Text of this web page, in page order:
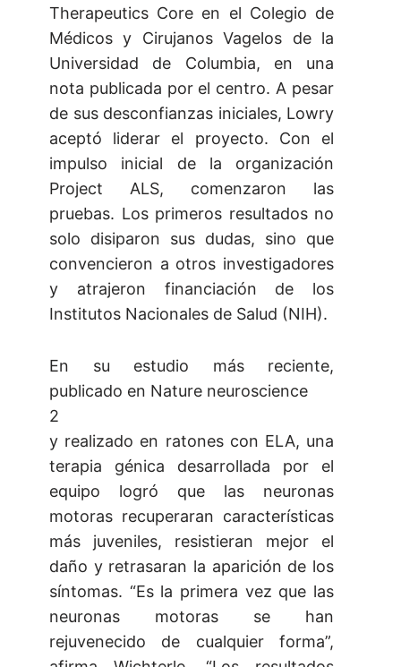
Therapeutics Core en el Colegio de
Médicos y Cirujanos Vagelos de la
Universidad de Columbia, en una
nota publicada por el centro. A pesar
de sus desconfianzas iniciales, Lowry
aceptó liderar el proyecto. Con el
impulso inicial de la organización
Project ALS, comenzaron las
pruebas. Los primeros resultados no
solo disiparon sus dudas, sino que
convencieron a otros investigadores
y atrajeron financiación de los
Institutos Nacionales de Salud (NIH).
En su estudio más reciente,
publicado en Nature neuroscience
2
y realizado en ratones con ELA, una
terapia génica desarrollada por el
equipo logró que las neuronas
motoras recuperaran características
más juveniles, resistieran mejor el
daño y retrasaran la aparición de los
síntomas. “Es la primera vez que las
neuronas motoras se han
rejuvenecido de cualquier forma”,